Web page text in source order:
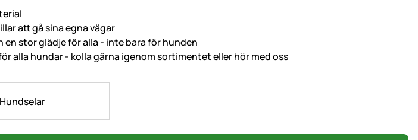
att gå sina egna vägar
stor glädje för alla - inte bara för hunden
alla hundar - kolla gärna igenom sortimentet eller hör med oss
Hundselar